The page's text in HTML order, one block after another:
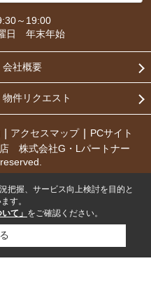
～19:00
日 年末年始
会社概要
物件リクエスト
アクセスマップ
PCサイト
株式会社G・Lパートナー
把握、サービス向上検討を目的と
す。
て」 をご確認ください。